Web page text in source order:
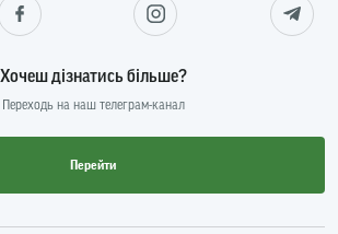
Хочеш дізнатись більше?
Переходь на наш телеграм-канал
Перейти